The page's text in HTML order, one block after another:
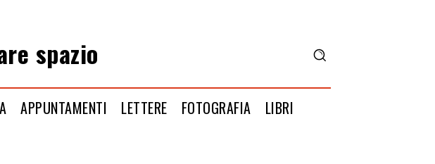
spazio
APPUNTAMENTI LETTERE FOTOGRAFIA LIBRI